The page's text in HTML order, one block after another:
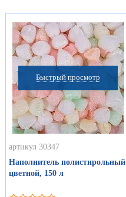
Быстрый просмотр
артикул 30347
Наполнитель полистирольный
цветной, 150 л